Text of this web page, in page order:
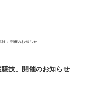
技」開催のお知らせ
技」開催のお知らせ